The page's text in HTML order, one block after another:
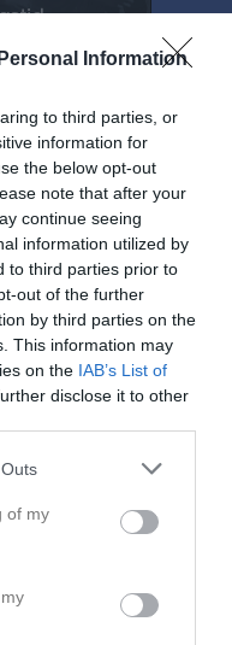
Information
to third parties, or
information for
the below opt-out
note that after your
continue seeing
information utilized by
to third parties prior to
out of the further
by third parties on the
This information may
on the IAB’s List of
disclose it to other
of my